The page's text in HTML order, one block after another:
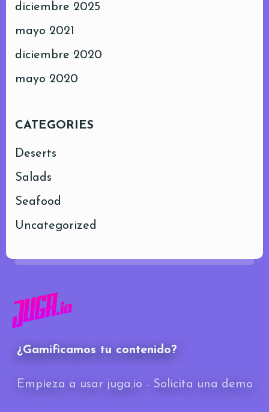
diciembre 2025
mayo 2021
diciembre 2020
mayo 2020
CATEGORIES
Deserts
Salads
Seafood
Uncategorized
¿Gamificamos tu contenido?
Empieza a usar juga.io - Solicita una demo